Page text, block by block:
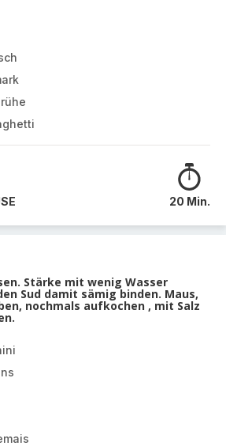
20 Min.
Stärke mit wenig Wasser
Sud damit sämig binden. Maus,
nochmals aufkochen , mit Salz